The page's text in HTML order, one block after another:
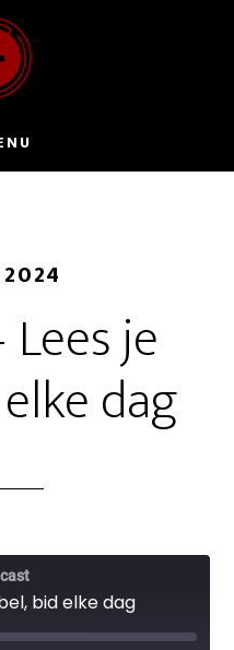
Lees je
dag
bid elke dag